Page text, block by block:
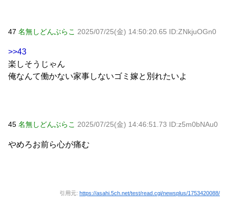
47 名無しどんぶらこ 2025/07/25(金) 14:50:20.65 ID:ZNkjuOGn0
>>43
楽しそうじゃん
俺なんて働かない家事しないゴミ嫁と別れたいよ
45 名無しどんぶらこ 2025/07/25(金) 14:46:51.73 ID:z5m0bNAu0
やめろお前ら心が痛む
引用元: https://asahi.5ch.net/test/read.cgi/newsplus/1753420088/